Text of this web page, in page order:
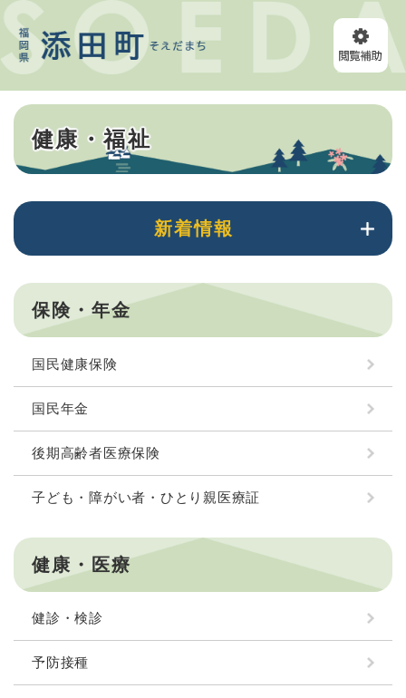
ペ
ー
の
メニューを飛ばして本文へ
本
健康・福祉
新着情報
保険・年金
国民健康保険
国民年金
後期高齢者医療保険
子ども・障がい者・ひとり親医療証
健康・医療
健診・検診
予防接種